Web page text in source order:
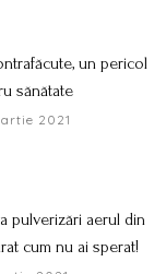
un pericol
sănătate
2021
pulverizări aerul din
cum nu ai sperat!